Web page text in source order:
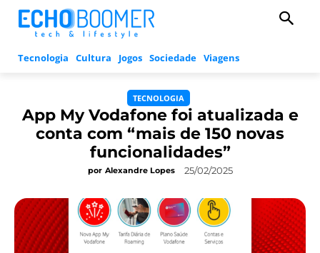
Tecnologia Cultura Jogos Sociedade Viagens
TECNOLOGIA
App My Vodafone foi atualizada e
conta com “mais de 150 novas
funcionalidades”
por Alexandre Lopes 25/02/2025